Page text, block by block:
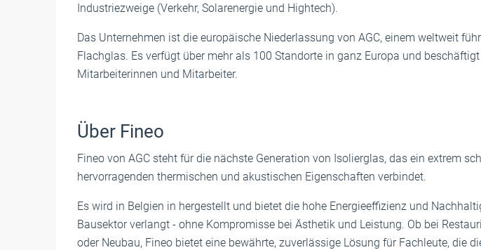
Industriezweige (Verkehr, Solarenergie und Hightech).
Das Unternehmen ist die europäische Niederlassung von AGC, einem weltweit
Flachglas. Es verfügt über mehr als 100 Standorte in ganz Europa und
Mitarbeiterinnen und Mitarbeiter.
Über Fineo
Fineo von AGC steht für die nächste Generation von Isolierglas, das ein extrem
hervorragenden thermischen und akustischen Eigenschaften verbindet.
Es wird in Belgien in hergestellt und bietet die hohe Energieeffizienz und
Bausektor verlangt - ohne Kompromisse bei Ästhetik und Leistung. Ob bei
oder Neubau, Fineo bietet eine bewährte, zuverlässige Lösung für Fachleute, die